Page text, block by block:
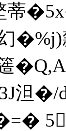
蒂
�%j)
泹
5